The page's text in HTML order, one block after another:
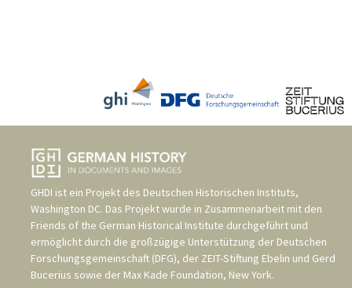
GHDI ist ein Projekt des Deutschen Historischen Instituts,
Washington DC. Das Projekt wurde in Zusammenarbeit mit den
Friends of the German Historical Institute durchgeführt und
ermöglicht durch die großzügige Unterstützung der Deutschen
Forschungsgemeinschaft (DFG), der ZEIT-Stiftung Ebelin und Gerd
Bucerius sowie der Max Kade Foundation, New York.